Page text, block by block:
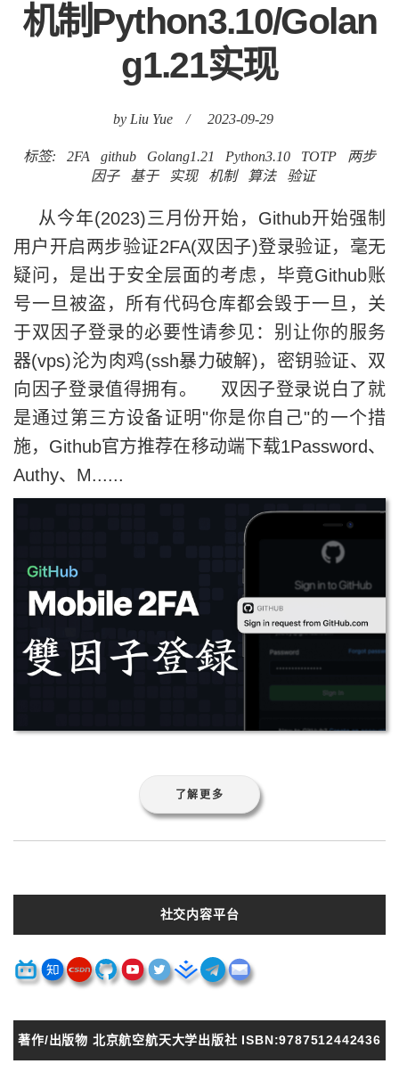
机制Python3.10/Golan
g1.21实现
by Liu Yue / 2023-09-29
标签: 2FA github Golang1.21 Python3.10 TOTP
两步
因子
基于 实现 机制 算法 验证
从今年(2023)三月份开始，Github开始强制
用户开启两步验证2FA(双因子)登录验证，毫无
疑问，是出于安全层面的考虑，毕竟Github账
号一旦被盗，所有代码仓库都会毁于一旦，关
于双因子登录的必要性请参见：别让你的服务
器(vps)沦为肉鸡(ssh暴力破解)，密钥验证、双
向因子登录值得拥有。 双因子登录说白了就
是通过第三方设备证明"你是你自己"的一个措
施，Github官方推荐在移动端下载1Password、
Authy、M......
了解更多
社交内容平台
著作/出版物 北京航空航天大学出版社 ISBN:9787512442436